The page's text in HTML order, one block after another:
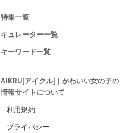
特集一覧
キュレーター一覧
キーワード一覧
AIKRU[アイクル]｜かわいい女の子の
情報サイトについて
利用規約
プライバシー